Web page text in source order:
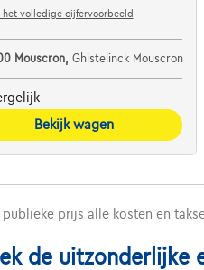
het volledige cijfervoorbeeld
Mouscron, Ghistelinck Mouscron
Bekijk wagen
publieke prijs alle kosten en
de uitzonderlijke